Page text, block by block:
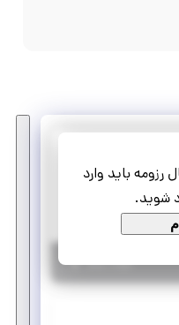
رزومه باید وارد
شوید.
جزئیات بیشتر